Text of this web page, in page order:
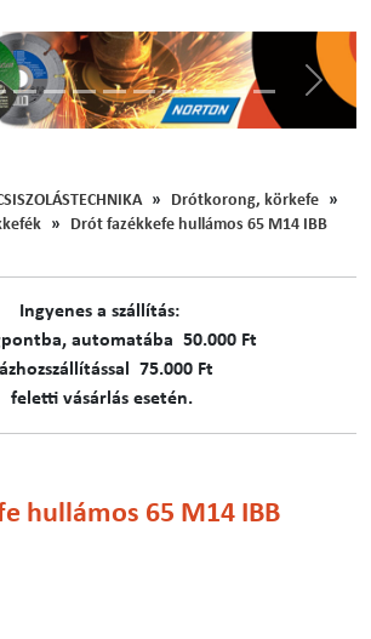
Drótkorong, körkefe
Drót fazékkefe hullámos 65 M14 IBB
Ingyenes a szállítás:
automatába 50.000 Ft
75.000 Ft
feletti vásárlás esetén.
hullámos 65 M14 IBB